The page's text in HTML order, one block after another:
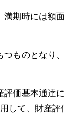
期時には額
ものとなり
価基本通達
して、財産